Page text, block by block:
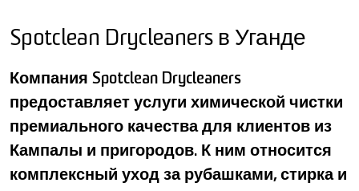
Spotclean Drycleaners в Уганде
Компания Spotclean Drycleaners
предоставляет услуги химической чистки
премиального качества для клиентов из
Кампалы и пригородов. К ним относится
комплексный уход за рубашками, стирка и